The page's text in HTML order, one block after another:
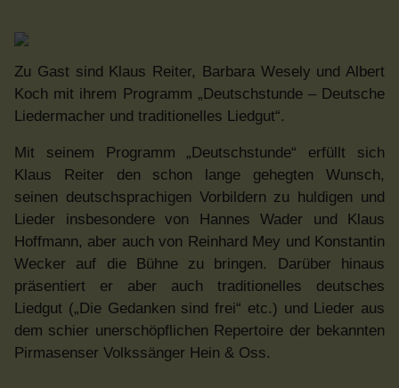
Zu Gast sind Klaus Reiter, Barbara Wesely und Albert
Koch mit ihrem Programm „Deutschstunde – Deutsche
Liedermacher und traditionelles Liedgut“.
Mit seinem Programm „Deutschstunde“ erfüllt sich
Klaus Reiter den schon lange gehegten Wunsch,
seinen deutschsprachigen Vorbildern zu huldigen und
Lieder insbesondere von Hannes Wader und Klaus
Hoffmann, aber auch von Reinhard Mey und Konstantin
Wecker auf die Bühne zu bringen. Darüber hinaus
präsentiert er aber auch traditionelles deutsches
Liedgut („Die Gedanken sind frei“ etc.) und Lieder aus
dem schier unerschöpflichen Repertoire der bekannten
Pirmasenser Volkssänger Hein & Oss.